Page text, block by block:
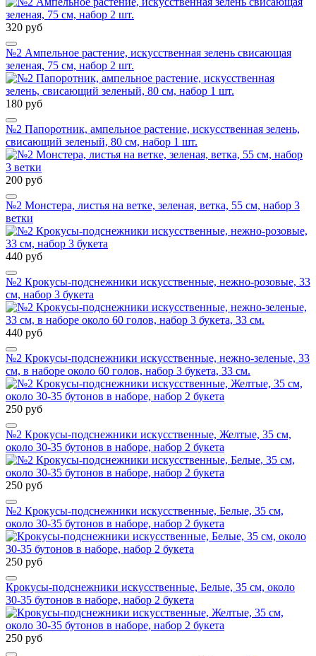
320 руб
№2 Ампельное растение, искусственная зелень свисающая
зеленая, 75 см, набор 2 шт.
180 руб
№2 Папоротник, ампельное растение, искусственная зелень,
свисающий зеленый, 80 см, набор 1 шт.
200 руб
№2 Монстера, листья на ветке, зеленая, ветка, 55 см, набор 3
ветки
440 руб
№2 Крокусы-подснежники искусственные, нежно-розовые, 33
см, набор 3 букета
440 руб
№2 Крокусы-подснежники искусственные, нежно-зеленые, 33
см, в наборе около 60 голов, набор 3 букета, 33 см.
250 руб
№2 Крокусы-подснежники искусственные, Желтые, 35 см,
около 30-35 бутонов в наборе, набор 2 букета
250 руб
№2 Крокусы-подснежники искусственные, Белые, 35 см,
около 30-35 бутонов в наборе, набор 2 букета
250 руб
Крокусы-подснежники искусственные, Белые, 35 см, около
30-35 бутонов в наборе, набор 2 букета
250 руб